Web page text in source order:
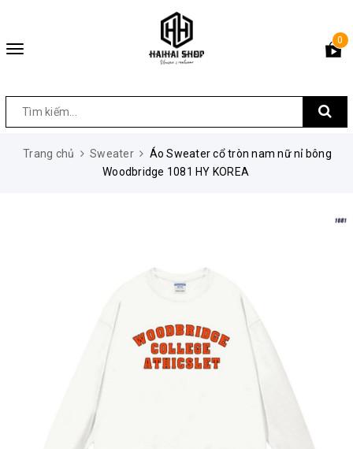
Toggle
0
Trang chủ Sweater
Áo Sweater cổ tròn nam nữ nỉ bông
Woodbridge 1081 HY KOREA